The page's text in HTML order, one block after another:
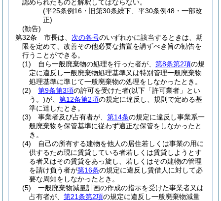
認められたものと解釈してはならない。
(平25条例16・旧第30条繰下、平30条例48・一部改
正)
(勧告)
第32条
市長は、 次の各号のいずれかに該当するときは、期
限を定めて、改善その他必要な措置を講ずべき旨の勧告を
行うことができる。
(1)
自ら一般廃棄物の処理を行った者が、 第8条第2項の規
定に違反し一般廃棄物処理基準又は特別管理一般廃棄物
処理基準に準じて一般廃棄物の処理をしなかったとき。
(2)
第9条第3項の許可を受けた者(以下「許可業者」とい
う。)が、 第12条第2項の規定に違反し、規則で定める基
準に達したとき。
(3)
事業者及び占有者が、 第14条の規定に違反し事業系一
般廃棄物を保管基準に従わず適正な保管をしなかったと
き。
(4)
自己の所有する建物を他人の居住若しくは事業の用に
供するため現に賃貸している者若しくは賃貸しようとす
る者又はその賃貸をあっ旋し、若しくはその建物の管理
を請け負う者が第16条の規定に違反し賃借人に対して必
要な周知をしなかったとき。
(5)
一般廃棄物減量計画の作成の指示を受けた事業者又は
占有者が、 第21条第2項の規定に違反し一般廃棄物減量